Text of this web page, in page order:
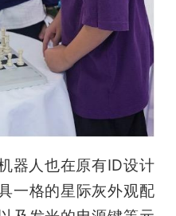
器人也在原有ID设计
一格的星际灰外观配